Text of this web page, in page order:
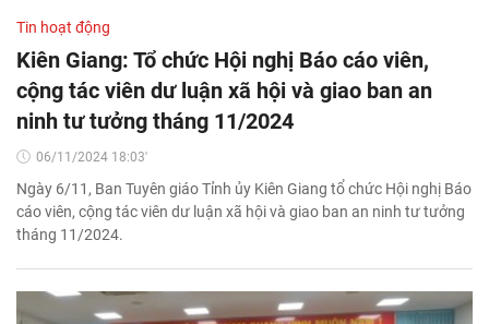
Tin hoạt động
Kiên Giang: Tổ chức Hội nghị Báo cáo viên,
cộng tác viên dư luận xã hội và giao ban an
ninh tư tưởng tháng 11/2024
06/11/2024 18:03'
Ngày 6/11, Ban Tuyên giáo Tỉnh ủy Kiên Giang tổ chức Hội nghị Báo
cáo viên, cộng tác viên dư luận xã hội và giao ban an ninh tư tưởng
tháng 11/2024.